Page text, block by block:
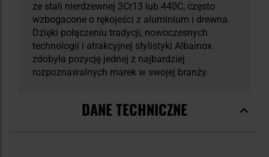
ze stali nierdzewnej 3Cr13 lub 440C, często
wzbogacone o rękojeści z aluminium i drewna.
Dzięki połączeniu tradycji, nowoczesnych
technologii i atrakcyjnej stylistyki Albainox
zdobyła pozycję jednej z najbardziej
rozpoznawalnych marek w swojej branży.
DANE TECHNICZNE